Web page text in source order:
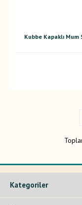
Kubbe Kapaklı Mum
Kategoriler